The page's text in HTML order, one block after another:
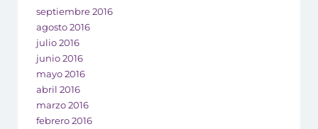
septiembre 2016
agosto 2016
julio 2016
junio 2016
mayo 2016
abril 2016
marzo 2016
febrero 2016